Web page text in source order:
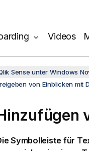
Videos
Sense unter Windows
von Einblicken mit
Symbolleiste für